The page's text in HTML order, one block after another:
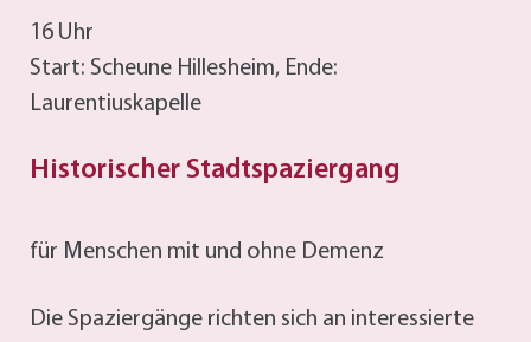
16 Uhr
Start: Scheune Hillesheim, Ende:
Laurentiuskapelle
Historischer Stadtspaziergang
für Menschen mit und ohne Demenz
Die Spaziergänge richten sich an interessierte